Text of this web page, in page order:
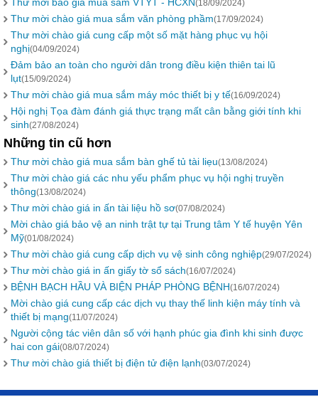
Thư mời báo giá mua sắm VTYT - HCXN(18/09/2024)
Thư mời chào giá mua sắm văn phòng phầm(17/09/2024)
Thư mời chào giá cung cấp một số mặt hàng phục vụ hội
nghị(04/09/2024)
Đảm bảo an toàn cho người dân trong điều kiện thiên tai lũ
lụt(15/09/2024)
Thư mời chào giá mua sắm máy móc thiết bị y tế(16/09/2024)
Hội nghị Tọa đàm đánh giá thực trạng mất cân bằng giới tính khi
sinh(27/08/2024)
Những tin cũ hơn
Thư mời chào giá mua sắm bàn ghế tủ tài liẹu(13/08/2024)
Thư mời chào giá các nhu yếu phẩm phục vụ hội nghị truyền
thông(13/08/2024)
Thư mời chào giá in ấn tài liệu hồ sơ(07/08/2024)
Mời chào giá bảo vệ an ninh trật tự tại Trung tâm Y tế huyện Yên
Mỹ(01/08/2024)
Thư mời chào giá cung cấp dịch vụ vệ sinh công nghiệp(29/07/2024)
Thư mời chào giá in ấn giấy tờ sổ sách(16/07/2024)
BỆNH BẠCH HẦU VÀ BIỆN PHÁP PHÒNG BỆNH(16/07/2024)
Mời chào giá cung cấp các dịch vụ thay thế linh kiện máy tính và
thiết bị mạng(11/07/2024)
Người cộng tác viên dân số với hạnh phúc gia đình khi sinh được
hai con gái(08/07/2024)
Thư mời chào giá thiết bị điện tử điện lạnh(03/07/2024)